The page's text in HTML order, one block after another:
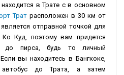
в Трате с в основном
Трат расположен в 30 км от
отправной точкой для
Куд, поэтому вам придется
до пирса, будь то личный
вы находитесь в Бангкоке,
до Трата, а затем